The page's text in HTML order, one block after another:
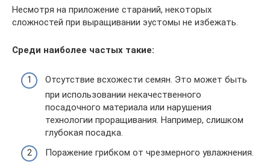
Несмотря на приложение стараний, некоторых
сложностей при выращивании эустомы не избежать.
Среди наиболее частых такие:
Отсутствие всхожести семян. Это может быть
при использовании некачественного
посадочного материала или нарушения
технологии проращивания. Например, слишком
глубокая посадка.
Поражение грибком от чрезмерного увлажнения.